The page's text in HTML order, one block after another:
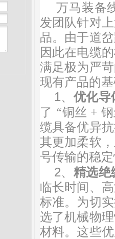
万马装备
发团队针对
品。由于道
因此在电缆
满足极为严
现有产品的
1、 优化导
了 “铜丝 +
缆具备优异
其更加柔软
号传输的稳
2、 精选绝
临长时间、
标准。为切
选了机械物
材料。这些